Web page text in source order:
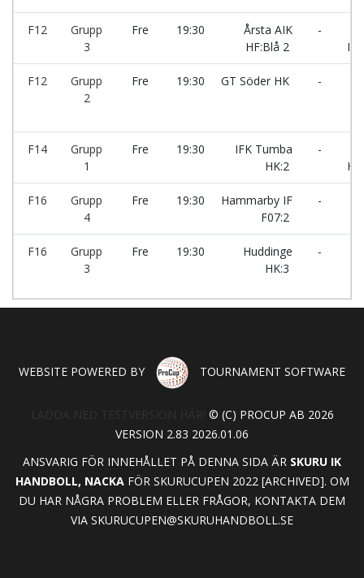
F12
Grupp
3
Fre 19:30
Årsta AIK
HF:Blå 2
-
IF
F12
Grupp
2
Fre 19:30 GT Söder HK -
F14
Grupp
1
Fre 19:30
IFK Tumba
HK:2
-
F16
Grupp
4
Fre 19:30
Hammarby IF
F07:2
-
F16
Grupp
3
Fre 19:30
Huddinge
HK:3
-
WEBSITE POWERED BY TOURNAMENT SOFTWARE
© (C) PROCUP AB 2026
VERSION 2.83 2026.01.06
ANSVARIG FÖR INNEHÅLLET PÅ DENNA SIDA ÄR SKURU IK
HANDBOLL, NACKAFÖR SKURUCUPEN 2022 [ARCHIVED]. OM
DU HAR NÅGRA PROBLEM ELLER FRÅGOR, KONTAKTA DEM
VIA SKURUCUPEN@SKURUHANDBOLL.SE